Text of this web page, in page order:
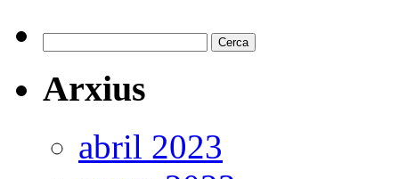
Arxius
abril 2023